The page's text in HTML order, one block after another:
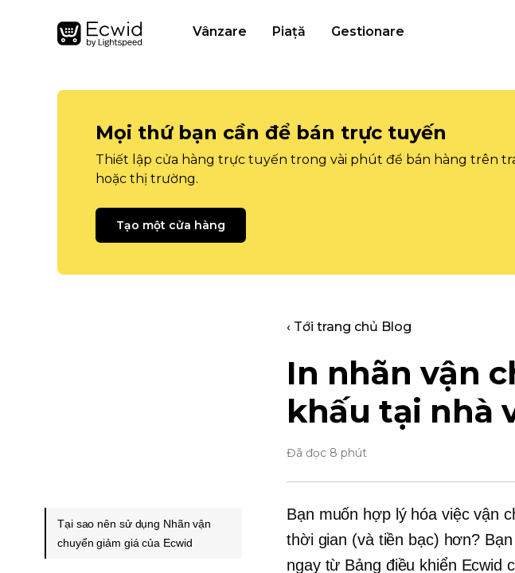
Vânzare Piață Gestionare
Mọi thứ bạn cần để bán trực tuyến
Thiết lập cửa hàng trực tuyến trong vài phút để bán hàng trên
hoặc thị trường.
Tạo một cửa hàng
‹ Tới trang chủ Blog
In nhãn vận
khấu tại nhà
Đã đọc 8 phút
Bạn muốn hợp lý hóa việc vận
thời gian (và tiền bạc) hơn?
ngay từ Bảng điều khiển Ecwid
Tại sao nên sử dụng Nhãn vận
chuyển giảm giá của Ecwid